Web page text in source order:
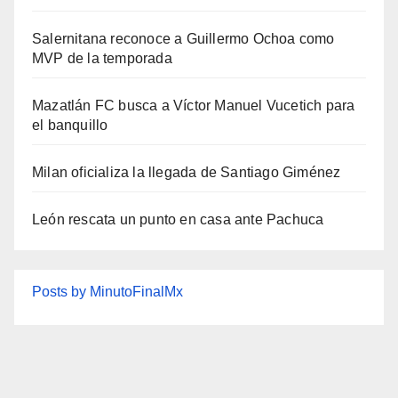
Salernitana reconoce a Guillermo Ochoa como
MVP de la temporada
Mazatlán FC busca a Víctor Manuel Vucetich para
el banquillo
Milan oficializa la llegada de Santiago Giménez
León rescata un punto en casa ante Pachuca
Posts by MinutoFinalMx